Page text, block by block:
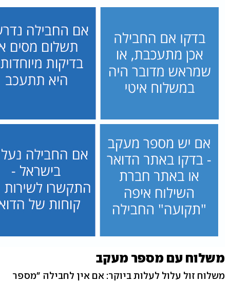
משלוח עם מספר מעקב
משלוח זול עלול לעלות ביוקר: אם אין לחבילה "מספר